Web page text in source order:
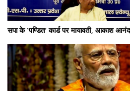
सपा के ‘पण्डित’ कार्ड पर मायावती, आकाश